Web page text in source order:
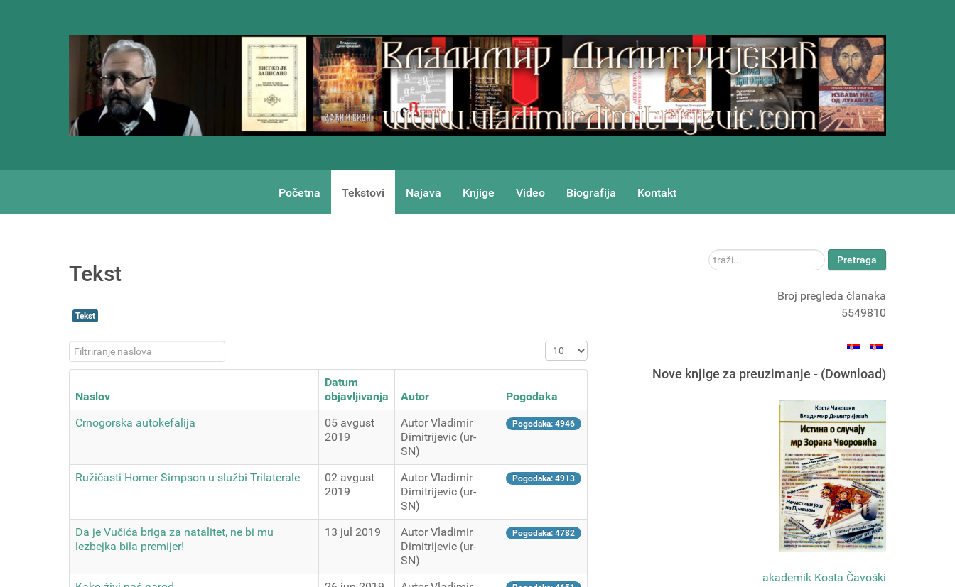
Početna Tekstovi Najava Knjige Video Biografija Kontakt
Tekst
Tekst
Filtriranje naslova Prikaz #
Naslov
Datum
objavljivanja
Autor
Pogodaka
Crnogorska autokefalija
05 avgust
2019
Autor Vladimir
Dimitrijevic (ur-
SN)
Pogodaka: 4946
Ružičasti Homer Simpson u službi Trilaterale
02 avgust
2019
Autor Vladimir
Dimitrijevic (ur-
SN)
Pogodaka: 4913
Da je Vučića briga za natalitet, ne bi mu
lezbejka bila premijer!
13 jul 2019
Autor Vladimir
Dimitrijevic (ur-
SN)
Pogodaka: 4782
traži... Pretraga
Broj pregleda članaka
5549810
Nove knjige za preuzimanje - (Download)
akademik Kosta Čavoški